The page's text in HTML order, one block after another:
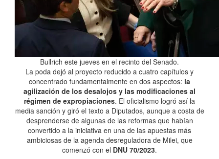
Bullrich este jueves en el recinto del Senado.
La poda dejó al proyecto reducido a cuatro capítulos y
concentrado fundamentalmente en dos aspectos: la
agilización de los desalojos y las modificaciones al
régimen de expropiaciones. El oficialismo logró así la
media sanción y giró el texto a Diputados, aunque a costa de
desprenderse de algunas de las reformas que habían
convertido a la iniciativa en una de las apuestas más
ambiciosas de la agenda desreguladora de Milei, que
comenzó con el DNU 70/2023.